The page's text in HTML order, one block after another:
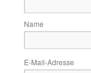
Name
E-Mail-Adresse